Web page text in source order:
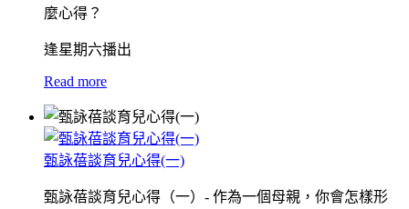
麼心得？
逢星期六播出
Read more
甄詠蓓談育兒心得(一)
甄詠蓓談育兒心得（一）- 作為一個母親，你會怎樣形